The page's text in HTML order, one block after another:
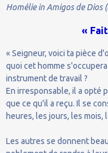
Homélie in Amigos de Dios
«
« Seigneur, voici ta pièce
quoi cet homme
instrument de travail ?
En irresponsable, il a opté
que ce qu'il a reçu. Il se
heures, les jours, les mois,
Les autres se donnent